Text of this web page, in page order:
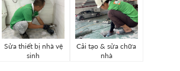
Sửa thiết bị nhà vệ
sinh
Cải tạo & sửa chữa
nhà